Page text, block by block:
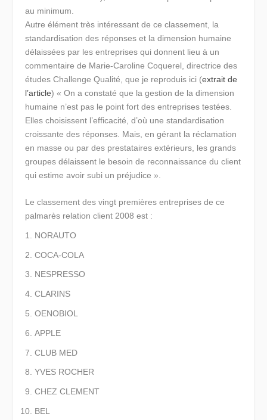
au minimum.
Autre élément très intéressant de ce classement, la
standardisation des réponses et la dimension humaine
délaissées par les entreprises qui donnent lieu à un
commentaire de Marie-Caroline Coquerel, directrice des
études Challenge Qualité, que je reproduis ici (extrait de
l’article) « On a constaté que la gestion de la dimension
humaine n’est pas le point fort des entreprises testées.
Elles choisissent l’efficacité, d’où une standardisation
croissante des réponses. Mais, en gérant la réclamation
en masse ou par des prestataires extérieurs, les grands
groupes délaissent le besoin de reconnaissance du client
qui estime avoir subi un préjudice ».
Le classement des vingt premières entreprises de ce
palmarès relation client 2008 est :
NORAUTO
COCA-COLA
NESPRESSO
CLARINS
OENOBIOL
APPLE
CLUB MED
YVES ROCHER
CHEZ CLEMENT
BEL